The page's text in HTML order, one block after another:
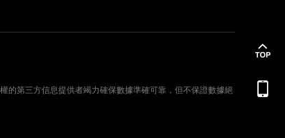
的第三方信息提供者竭力確保數據準確可靠，但不保證數據絕